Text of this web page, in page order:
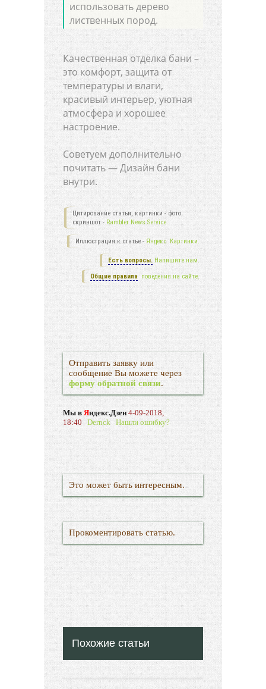
использовать дерево
лиственных пород.
Качественная отделка бани –
это комфорт, защита от
температуры и влаги,
красивый интерьер, уютная
атмосфера и хорошее
настроение.
Советуем дополнительно
почитать — Дизайн бани
внутри.
Цитирование статьи, картинки - фото
скриншот - Rambler News Service.
Иллюстрация к статье - Яндекс. Картинки.
Есть вопросы. Напишите нам.
Общие правила поведения на сайте.
Отправить заявку или
сообщение Вы можете через
форму обратной связи.
Мы в Яндекс.Дзен4-09-2018,
18:40 Dernck Нашли ошибку?
Это может быть интересным.
Прокоментировать статью.
Похожие статьи